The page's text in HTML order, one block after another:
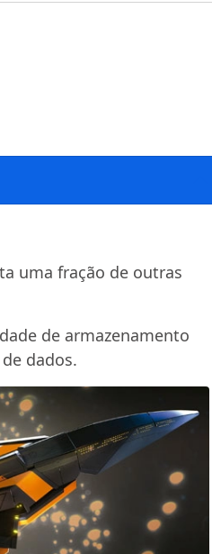
uma fração de outras
de armazenamento
dados.